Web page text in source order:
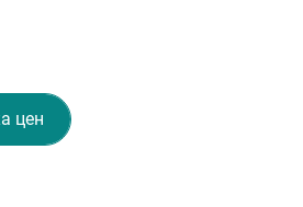
цен